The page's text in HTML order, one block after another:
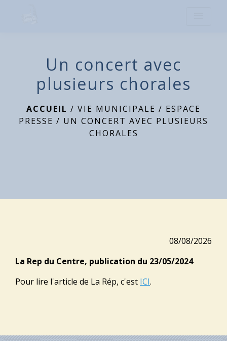
Un concert avec
plusieurs chorales
ACCUEIL / VIE MUNICIPALE / ESPACE
PRESSE / UN CONCERT AVEC PLUSIEURS
CHORALES
08/08/2026
La Rep du Centre, publication du 23/05/2024
Pour lire l'article de La Rép, c'est ICI.